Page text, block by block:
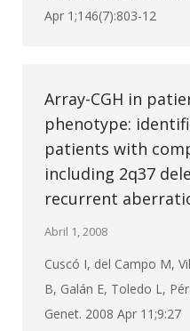
Apr 1;146(7):803-12
Array-CGH in
phenotype:
patients with
including 2q37
recurrent
Abril 1, 2008
Cuscó I, del Campo M,
B, Galán E, Toledo L,
Genet. 2008 Apr 11;9:27